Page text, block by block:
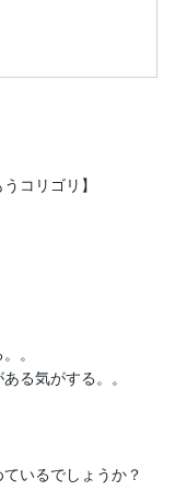
コリゴリ】
。
る気がする。。
いるでしょうか？